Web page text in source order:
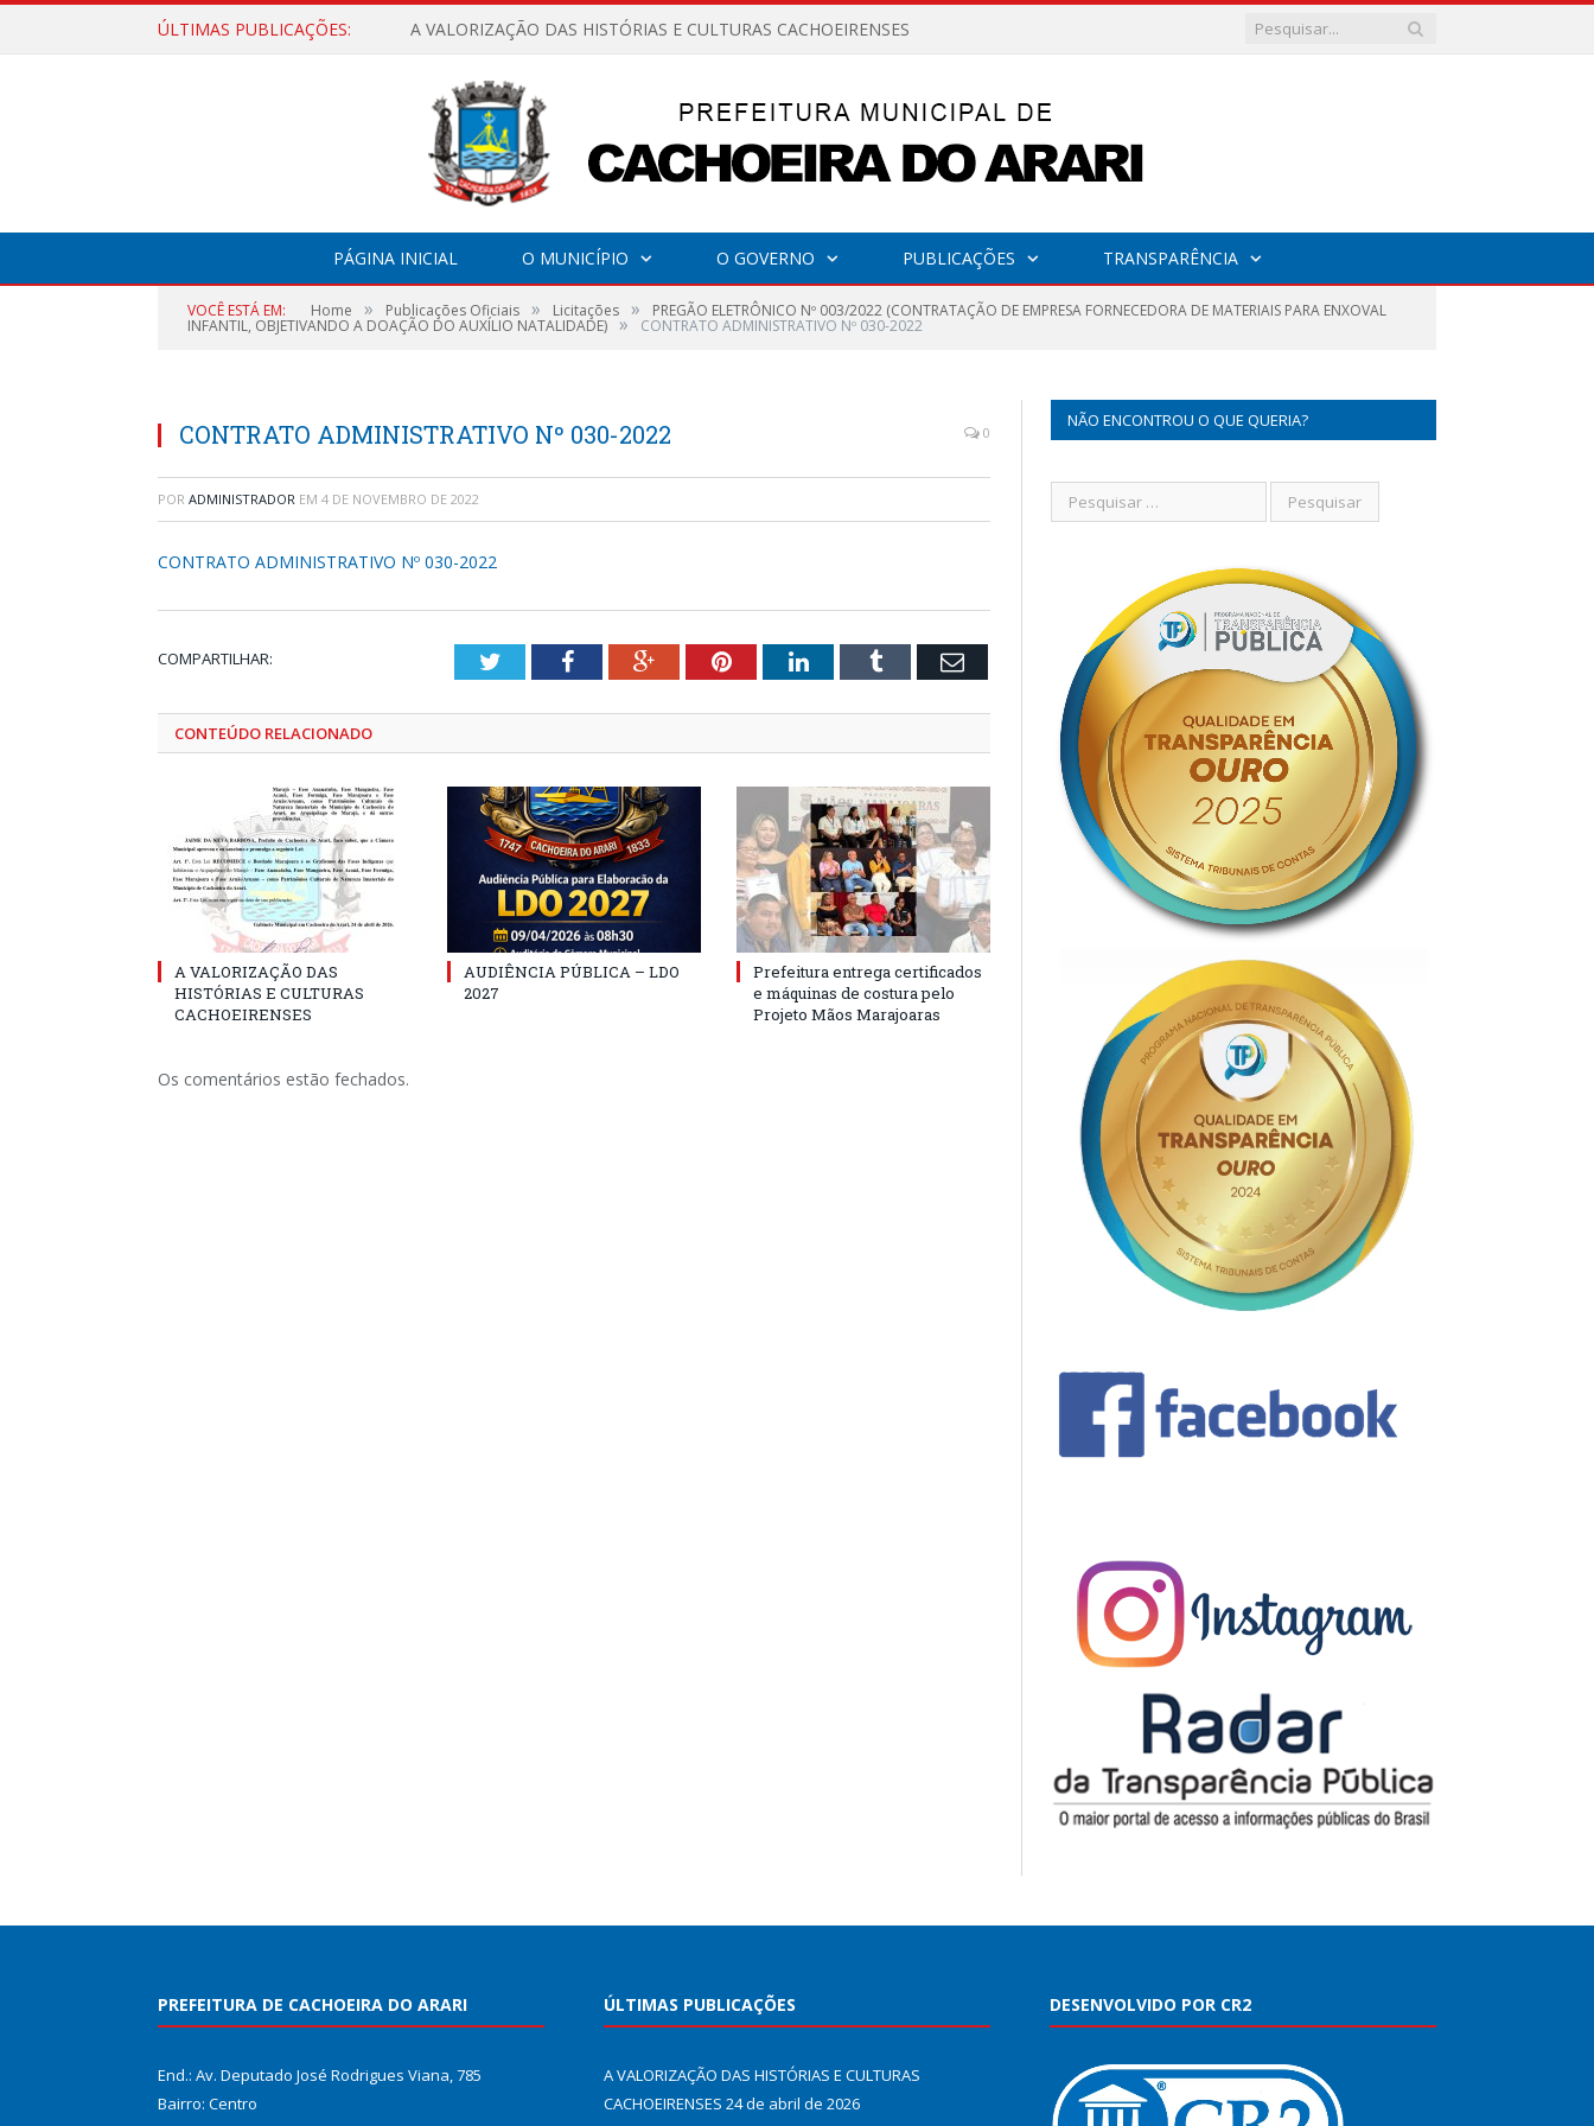
ÚLTIMAS PUBLICAÇÕES: A VALORIZAÇÃO DAS HISTÓRIAS E CULTURAS CACHOEIRENSES
PÁGINA INICIAL O MUNICÍPIO O GOVERNO PUBLICAÇÕES TRANSPARÊNCIA
VOCÊ ESTÁ EM: Home » Publicações Oficiais » Licitações » PREGÃO ELETRÔNICO Nº 003/2022 (CONTRATAÇÃO DE EMPRESA FORNECEDORA DE MATERIAIS PARA ENXOVAL
INFANTIL, OBJETIVANDO A DOAÇÃO DO AUXÍLIO NATALIDADE) » CONTRATO ADMINISTRATIVO Nº 030-2022
CONTRATO ADMINISTRATIVO Nº 030-2022 0
POR ADMINISTRADOR EM 4 DE NOVEMBRO DE 2022
CONTRATO ADMINISTRATIVO Nº 030-2022
COMPARTILHAR: TwitterFacebookGoogle+PinterestLinkedInTumblr Email
CONTEÚDO RELACIONADO
A VALORIZAÇÃO DAS
HISTÓRIAS E CULTURAS
CACHOEIRENSES
AUDIÊNCIA PÚBLICA – LDO
2027
Prefeitura entrega certificados
e máquinas de costura pelo
Projeto Mãos Marajoaras
Os comentários estão fechados.
NÃO ENCONTROU O QUE QUERIA?
PREFEITURA DE CACHOEIRA DO ARARI
End.: Av. Deputado José Rodrigues Viana, 785
Bairro: Centro
ÚLTIMAS PUBLICAÇÕES
A VALORIZAÇÃO DAS HISTÓRIAS E CULTURAS
CACHOEIRENSES 24 de abril de 2026
DESENVOLVIDO POR CR2